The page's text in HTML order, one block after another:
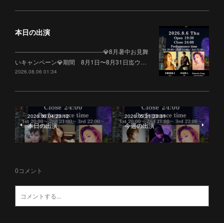
本日の出演
--------------------------------------------💎8月暑中お見舞
いキャンペーン💎期間 8月1日〜8月31日迄ウ…
2026.08.06 01:34
2026.06.04 23:12
本日の出演
2026.05.31 23:31
今週の出演
0コメント